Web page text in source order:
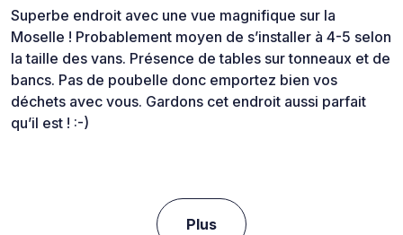
Superbe endroit avec une vue magnifique sur la
Moselle ! Probablement moyen de s’installer à 4-5 selon
la taille des vans. Présence de tables sur tonneaux et de
bancs. Pas de poubelle donc emportez bien vos
déchets avec vous. Gardons cet endroit aussi parfait
qu’il est ! :-)
Plus